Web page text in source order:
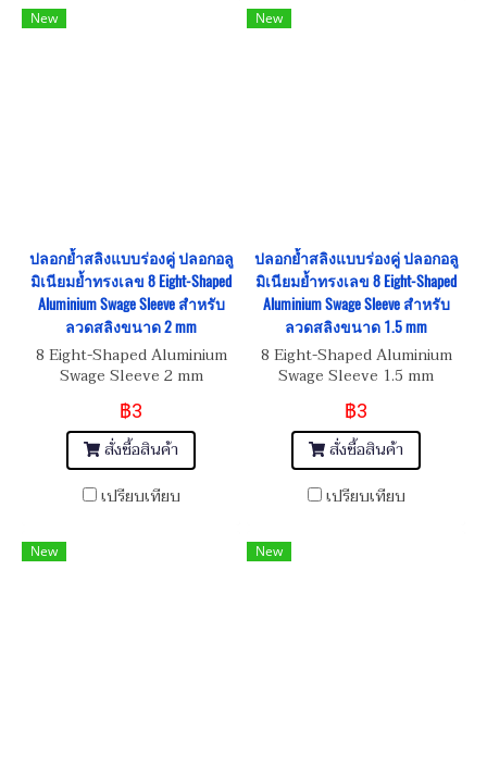
New
ปลอกย้ำสลิงแบบร่องคู่ ปลอกอลู
มิเนียมย้ำทรงเลข 8 Eight-Shaped
Aluminium Swage Sleeve สำหรับ
ลวดสลิงขนาด 2 mm
8 Eight-Shaped Aluminium
Swage Sleeve 2 mm
฿3
สั่งซื้อสินค้า
เปรียบเทียบ
New
ปลอกย้ำสลิงแบบร่องคู่ ปลอกอลู
มิเนียมย้ำทรงเลข 8 Eight-Shaped
Aluminium Swage Sleeve สำหรับ
ลวดสลิงขนาด 1.5 mm
8 Eight-Shaped Aluminium
Swage Sleeve 1.5 mm
฿3
สั่งซื้อสินค้า
เปรียบเทียบ
New New